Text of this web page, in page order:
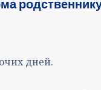
дней.